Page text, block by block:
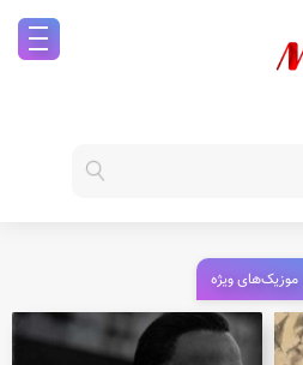
موزیک‌های ویژه